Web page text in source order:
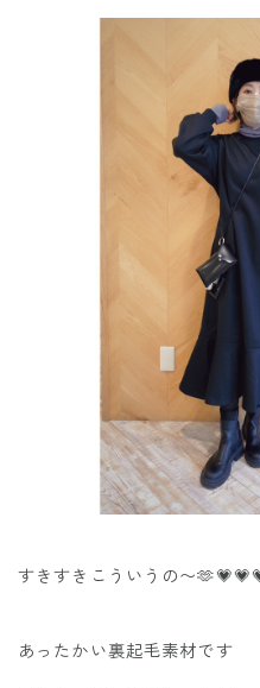
すきすきこういうの〜
あったかい裏起毛素材です